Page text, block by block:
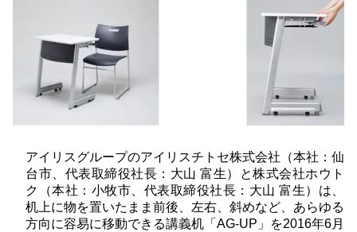
アイリスグループのアイリスチトセ株式会社（本社：仙
台市、代表取締役社長：大山 富生）と株式会社ホウト
ク（本社：小牧市、代表取締役社長：大山 富生）は、
机上に物を置いたまま前後、左右、斜めなど、あらゆる
方向に容易に移動できる講義机「AG-UP」を2016年6月